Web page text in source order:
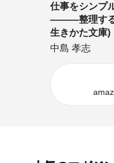
仕事をシンプ
―――整理する
生きかた文庫)
中島 孝志